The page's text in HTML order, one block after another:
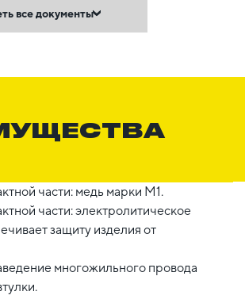
все документы
части: медь марки М1.
части: электролитическое
защиту изделия от
многожильного провода